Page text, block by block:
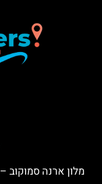
מלון ארנה סמוקוב – Hotel Arena (ליד בורובץ)